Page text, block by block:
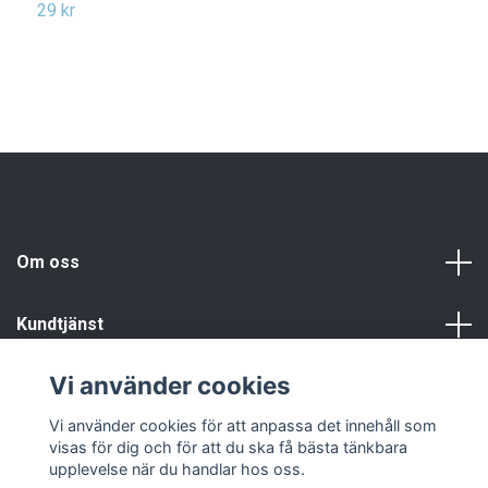
29 kr
Om oss
Kundtjänst
Vi använder cookies
Vi använder cookies för att anpassa det innehåll som
visas för dig och för att du ska få bästa tänkbara
upplevelse när du handlar hos oss.